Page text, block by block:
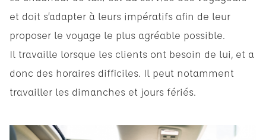
et doit s’adapter à leurs impératifs afin de leur
proposer le voyage le plus agréable possible.
Il travaille lorsque les clients ont besoin de lui, et a
donc des horaires difficiles. Il peut notamment
travailler les dimanches et jours fériés.